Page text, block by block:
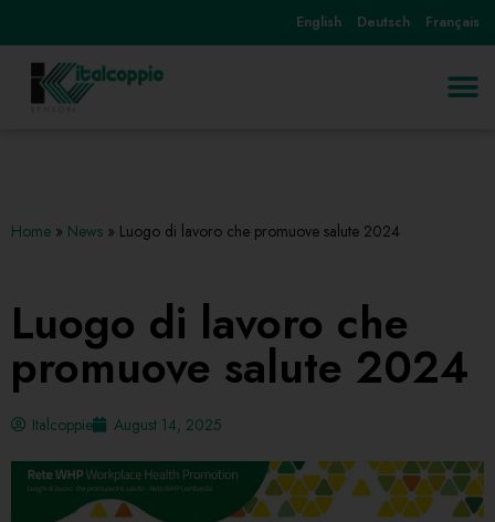
Skip
English Deutsch Français
Home » News » Luogo di lavoro che promuove salute 2024
Luogo di lavoro che
promuove salute 2024
Italcoppie August 14, 2025